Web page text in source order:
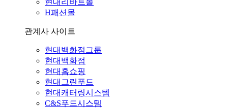
H패션몰
관계사 사이트
현대백화점그룹
현대백화점
현대홈쇼핑
현대그린푸드
현대캐터링시스템
C&S푸드시스템